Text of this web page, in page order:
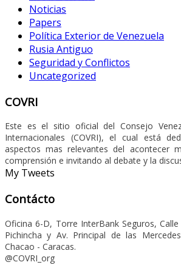
Noticias
Papers
Política Exterior de Venezuela
Rusia Antiguo
Seguridad y Conflictos
Uncategorized
COVRI
Este es el sitio oficial del Consejo
Internacionales (COVRI), el cual está
aspectos mas relevantes del acontecer
comprensión e invitando al debate y la
My Tweets
Contácto
Oficina 6-D, Torre InterBank Seguros,
Pichincha y Av. Principal de las
Chacao - Caracas.
@COVRI_org